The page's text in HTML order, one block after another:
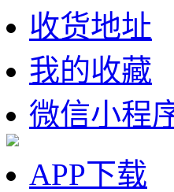
收货地址
我的收藏
微信小程
APP下载